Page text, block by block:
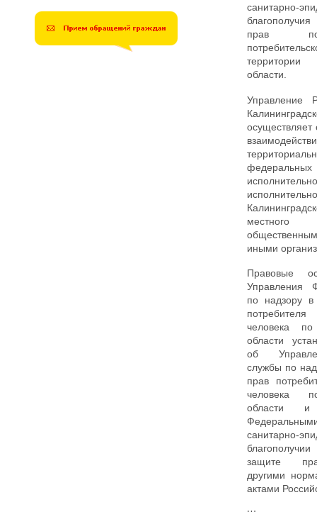
санитарно-
прав
области.
Управление
осуществляет
местного
иными
Правовые
Управления
по надзору
человека
области
об
службы по
прав
человека
области и
санитарно-
защите
другими
актами